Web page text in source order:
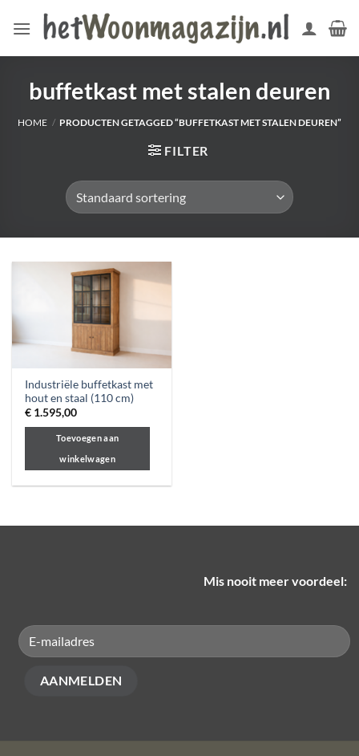
naar
buffetkast met stalen deuren
HOME / PRODUCTEN GETAGGED “BUFFETKAST MET STALEN DEUREN”
FILTER
Industriële buffetkast met
hout en staal (110 cm)
€ 1.595,00
Toevoegen aan
winkelwagen
Mis nooit meer voordeel: